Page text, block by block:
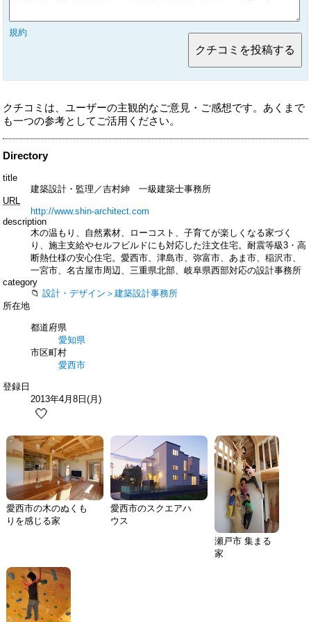
規約
クチコミは、ユーザーの主観的なご意見・ご感想です。あくまで
も一つの参考としてご活用ください。
Directory
title
建築設計・監理／吉村紳 一級建築士事務所
URL
http://www.shin-architect.com
description
木の温もり、自然素材、ローコスト、子育てが楽しくなる家づく
り、施主支給やセルフビルドにも対応した注文住宅。耐震等級3・高
断熱仕様の安心住宅。愛西市、津島市、弥富市、あま市、稲沢市、
一宮市、名古屋市周辺、三重県北部、岐阜県西部対応の設計事務所
category
設計・デザイン＞建築設計事務所
所在地
都道府県
愛知県
市区町村
愛西市
登録日
2013年4月8日(月)
🤍
愛西市の木のぬくも
りを感じる家
愛西市のスクエアハ
ウス
瀬戸市 集まる
家